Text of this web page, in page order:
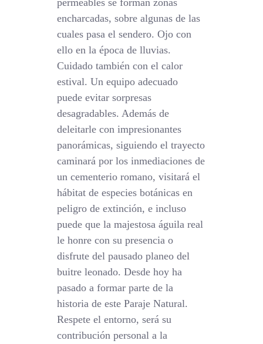
encharcadas, sobre algunas de las
cuales pasa el sendero. Ojo con
ello en la época de lluvias.
Cuidado también con el calor
estival. Un equipo adecuado
puede evitar sorpresas
desagradables. Además de
deleitarle con impresionantes
panorámicas, siguiendo el trayecto
caminará por los inmediaciones de
un cementerio romano, visitará el
hábitat de especies botánicas en
peligro de extinción, e incluso
puede que la majestosa águila real
le honre con su presencia o
disfrute del pausado planeo del
buitre leonado. Desde hoy ha
pasado a formar parte de la
historia de este Paraje Natural.
Respete el entorno, será su
contribución personal a la